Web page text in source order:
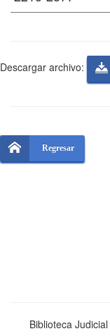
Descargar archivo:
Regresar
Biblioteca Judicial